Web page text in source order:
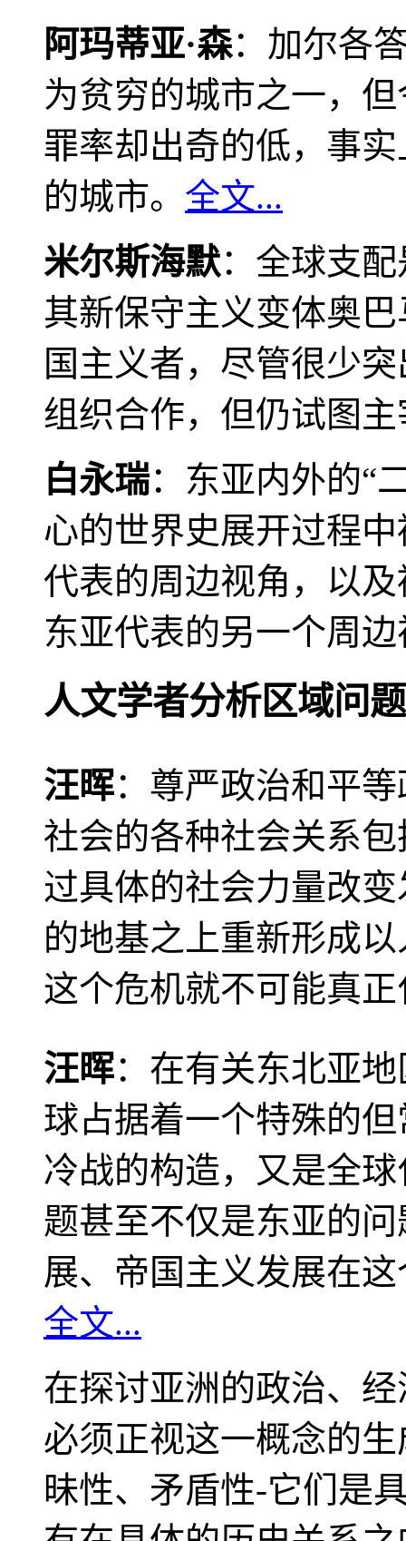
阿玛蒂亚·森：加尔各
为贫穷的城市之一，
罪率却出奇的低，事
的城市。 全文...
米尔斯海默：全球支
其新保守主义变体奥
国主义者，尽管很少
组织合作，但仍试图
白永瑞：东亚内外的“
心的世界史展开过程
代表的周边视角，以
东亚代表的另一个周
人文学者分析区域问题
汪晖：尊严政治和平
社会的各种社会关系
过具体的社会力量改
的地基之上重新形成
这个危机就不可能真
汪晖：在有关东北亚
球占据着一个特殊的
冷战的构造，又是全
题甚至不仅是东亚的
展、帝国主义发展在
全文...
在探讨亚洲的政治、
必须正视这一概念的
昧性、矛盾性-它们是